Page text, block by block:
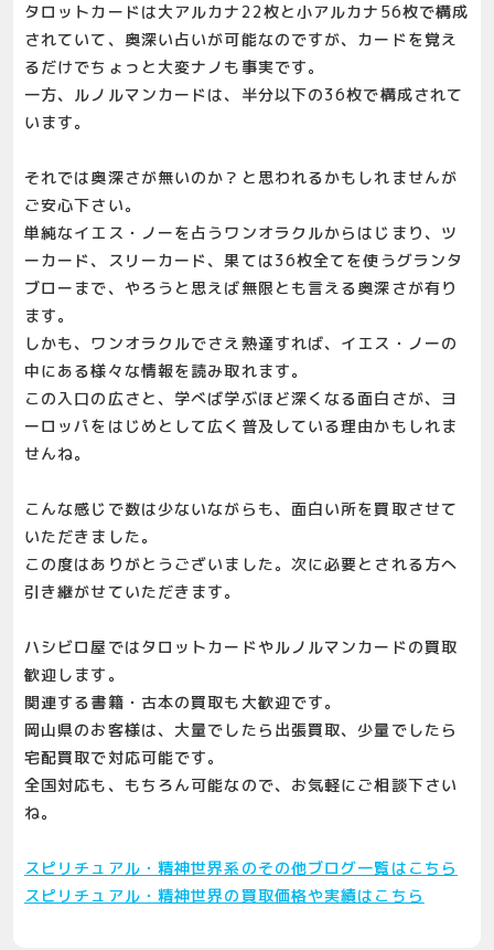
タロットカードは大アルカナ22枚と小アルカナ56枚で構成
されていて、奥深い占いが可能なのですが、カードを覚え
るだけでちょっと大変ナノも事実です。
一方、ルノルマンカードは、半分以下の36枚で構成されて
います。
それでは奥深さが無いのか？と思われるかもしれませんが
ご安心下さい。
単純なイエス・ノーを占うワンオラクルからはじまり、ツ
ーカード、スリーカード、果ては36枚全てを使うグランタ
ブローまで、やろうと思えば無限とも言える奥深さが有り
ます。
しかも、ワンオラクルでさえ熟達すれば、イエス・ノーの
中にある様々な情報を読み取れます。
この入口の広さと、学べば学ぶほど深くなる面白さが、ヨ
ーロッパをはじめとして広く普及している理由かもしれま
せんね。
こんな感じで数は少ないながらも、面白い所を買取させて
いただきました。
この度はありがとうございました。次に必要とされる方へ
引き継がせていただきます。
ハシビロ屋ではタロットカードやルノルマンカードの買取
歓迎します。
関連する書籍・古本の買取も大歓迎です。
岡山県のお客様は、大量でしたら出張買取、少量でしたら
宅配買取で対応可能です。
全国対応も、もちろん可能なので、お気軽にご相談下さい
ね。
スピリチュアル・精神世界系のその他ブログ一覧はこちら
スピリチュアル・精神世界の買取価格や実績はこちら